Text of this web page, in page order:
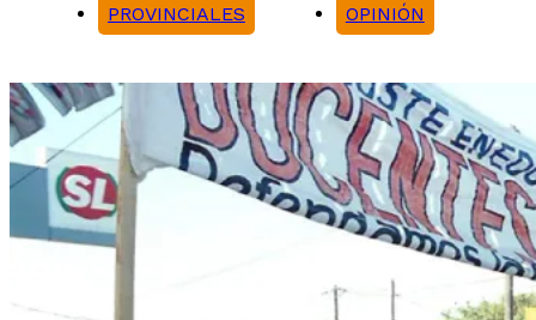
Noticias
PROVINCIALES OPINIÓN